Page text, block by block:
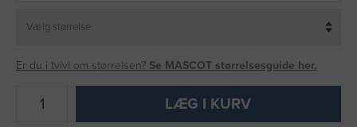
Er du i tvivl om størrelsen? Se MASCOT størrelsesguide her.
LÆG I KURV